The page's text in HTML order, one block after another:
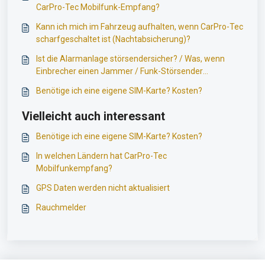
CarPro-Tec Mobilfunk-Empfang?
Kann ich mich im Fahrzeug aufhalten, wenn CarPro-Tec
scharfgeschaltet ist (Nachtabsicherung)?
Ist die Alarmanlage störsendersicher? / Was, wenn
Einbrecher einen Jammer / Funk-Störsender
Benötige ich eine eigene SIM-Karte? Kosten?
Vielleicht auch interessant
Benötige ich eine eigene SIM-Karte? Kosten?
In welchen Ländern hat CarPro-Tec
Mobilfunkempfang?
GPS Daten werden nicht aktualisiert
Rauchmelder